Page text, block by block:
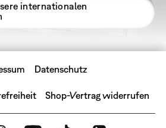
internationalen
Datenschutz
Shop-Vertrag widerrufen